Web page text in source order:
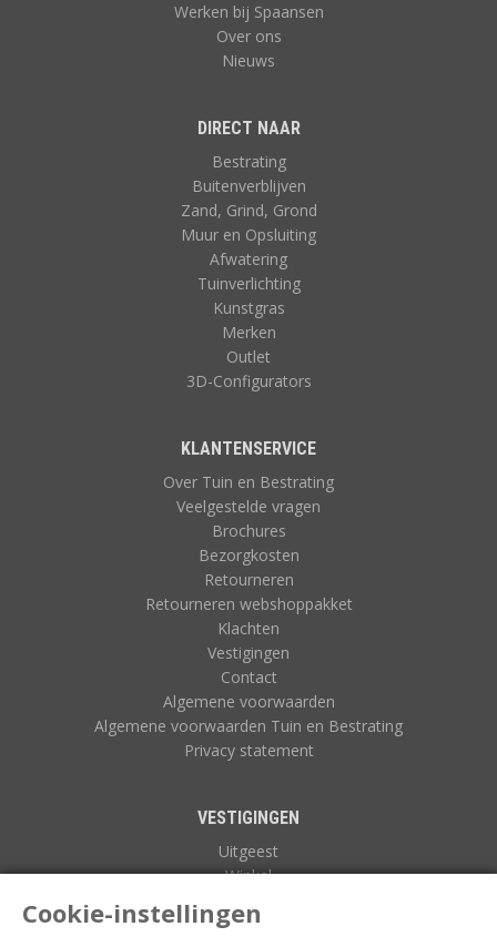
Cookie-instellingen
Werken bij Spaansen
Over ons
Nieuws
DIRECT NAAR
Bestrating
Buitenverblijven
Zand, Grind, Grond
Muur en Opsluiting
Afwatering
Tuinverlichting
Kunstgras
Merken
Outlet
3D-Configurators
KLANTENSERVICE
Over Tuin en Bestrating
Veelgestelde vragen
Brochures
Bezorgkosten
Retourneren
Retourneren webshoppakket
Klachten
Vestigingen
Contact
Algemene voorwaarden
Algemene voorwaarden Tuin en Bestrating
Privacy statement
VESTIGINGEN
Uitgeest
Winkel
Zuidoostbeemster